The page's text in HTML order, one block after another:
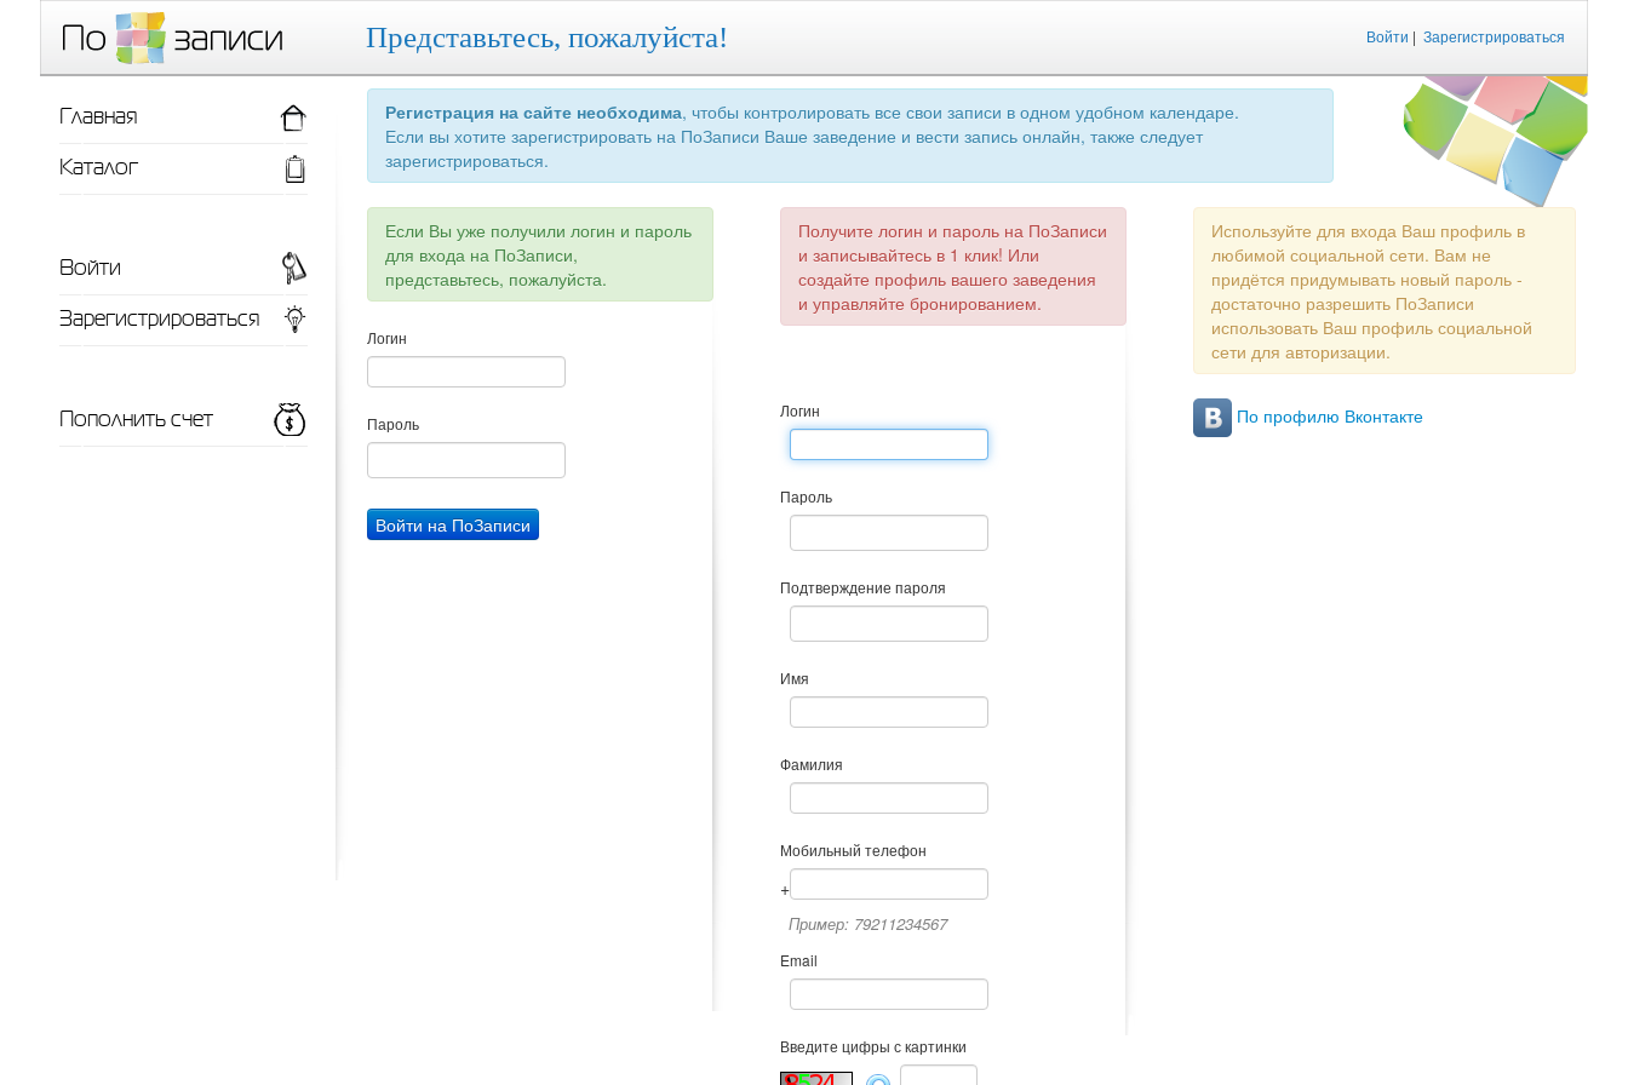
Войти | Зарегистрироваться
Представьтесь, пожалуйста!
Регистрация на сайте необходима, чтобы контролировать все свои записи в одном удобном календаре.
Если вы хотите зарегистрировать на ПоЗаписи Ваше заведение и вести запись онлайн, также следует
зарегистрироваться.
Если Вы уже получили логин и пароль
для входа на ПоЗаписи,
представьтесь, пожалуйста.
Логин
Пароль
Получите логин и пароль на ПоЗаписи
и записывайтесь в 1 клик! Или
создайте профиль вашего заведения
и управляйте бронированием.
Логин
Пароль
Подтверждение пароля
Имя
Фамилия
Мобильный телефон
+
Пример: 79211234567
Email
Введите цифры с картинки
Используйте для входа Ваш профиль в
любимой социальной сети. Вам не
придётся придумывать новый пароль -
достаточно разрешить ПоЗаписи
использовать Ваш профиль социальной
сети для авторизации.
По профилю Вконтакте
Главная
Каталог
Войти
Зарегистрироваться
Пополнить счет